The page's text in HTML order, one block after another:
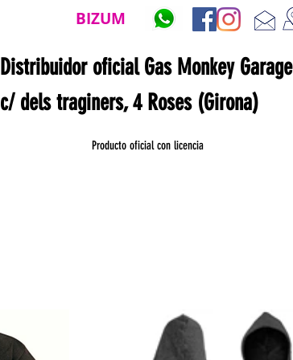
BIZUM
Producto oficial con licencia
c/ dels traginers, 4 Roses (Girona)
Distribuidor oficial Gas Monkey Garage